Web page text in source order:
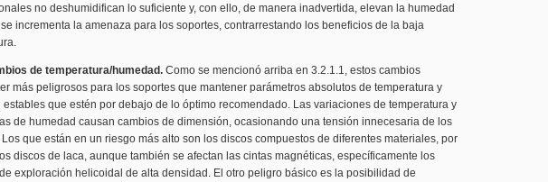
no deshumidifican lo suficiente y, con ello, de manera inadvertida, elevan la humedad
incrementa la amenaza para los soportes, contrarrestando los beneficios de la baja
de temperatura/humedad. Como se mencionó arriba en 3.2.1.1, estos cambios
más peligrosos para los soportes que mantener parámetros absolutos de temperatura y
estables que estén por debajo de lo óptimo recomendado. Las variaciones de temperatura y
de humedad causan cambios de dimensión, ocasionando una tensión innecesaria de los
que están en un riesgo más alto son los discos compuestos de diferentes materiales, por
discos de laca, aunque también se afectan las cintas magnéticas, específicamente los
exploración helicoidal de alta densidad. El otro peligro básico es la posibilidad de